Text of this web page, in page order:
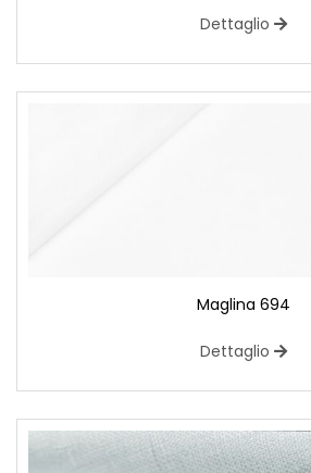
Dettaglio
Maglina 694
Dettaglio